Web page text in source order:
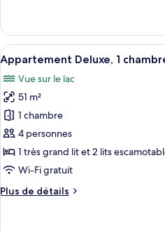
animaux
de
compagnie
interdits
(AP
6)
le
type
de
chambre
Appartement
Deluxe,
plusieurs
lits,
animaux
de
compagnie
interdits
6)
Afficher
toutes
les
photos
pour
ce
type
de
chambre :
Appartement
8
Appartement Deluxe, 1
Vue sur le lac
51 m²
1 chambre
4 personnes
1 très grand lit et 2 lits
Wi-Fi gratuit
Plus de détails
Plus